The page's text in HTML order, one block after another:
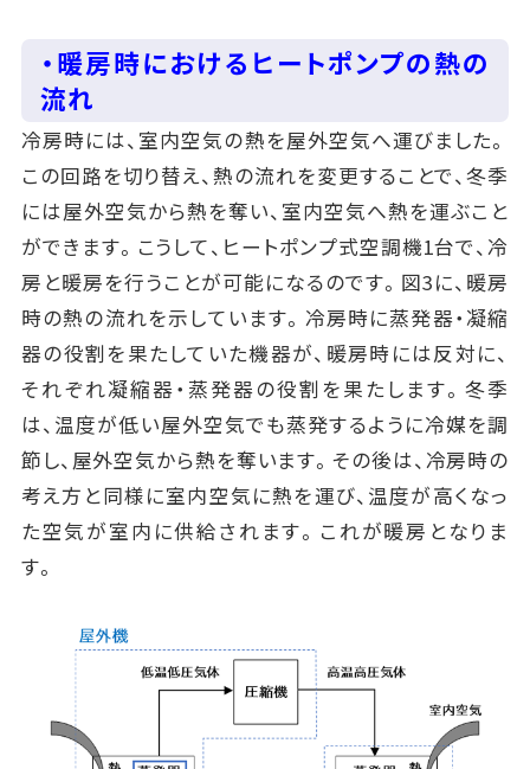
・暖房時におけるヒートポンプの熱の
流れ
冷房時には、室内空気の熱を屋外空気へ運びました。
この回路を切り替え、熱の流れを変更することで、冬季
には屋外空気から熱を奪い、室内空気へ熱を運ぶこと
ができます。こうして、ヒートポンプ式空調機1台で、冷
房と暖房を行うことが可能になるのです。図3に、暖房
時の熱の流れを示しています。冷房時に蒸発器・凝縮
器の役割を果たしていた機器が、暖房時には反対に、
それぞれ凝縮器・蒸発器の役割を果たします。冬季
は、温度が低い屋外空気でも蒸発するように冷媒を調
節し、屋外空気から熱を奪います。その後は、冷房時の
考え方と同様に室内空気に熱を運び、温度が高くなっ
た空気が室内に供給されます。これが暖房となりま
す。